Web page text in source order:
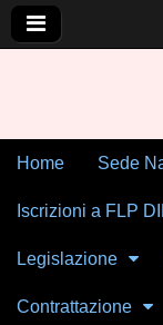
Main menu
Skip to content
Home Sede
Iscrizioni a FLP
Legislazione
Contrattazione